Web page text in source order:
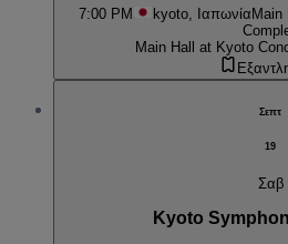
7:00 PM kyoto, Ιαπωνία Main
Main Hall at Kyoto
Σεπτ
19
Σαβ
Kyoto